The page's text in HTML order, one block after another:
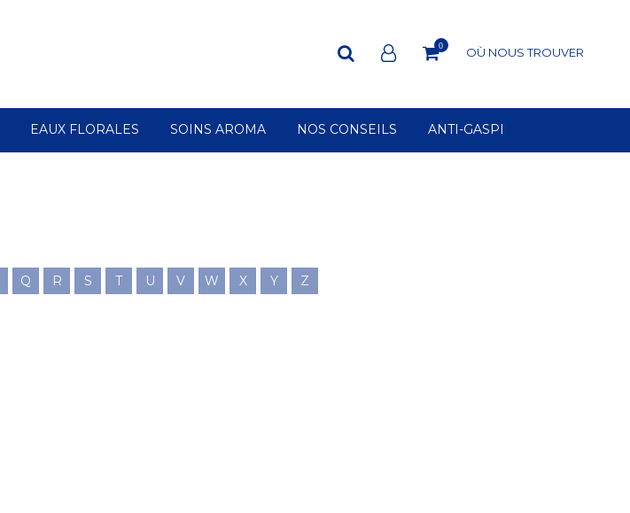
0 OÙ NOUS TROUVER
EAUX FLORALES SOINS AROMA NOS CONSEILS ANTI-GASPI
Q R S T U V W X Y Z